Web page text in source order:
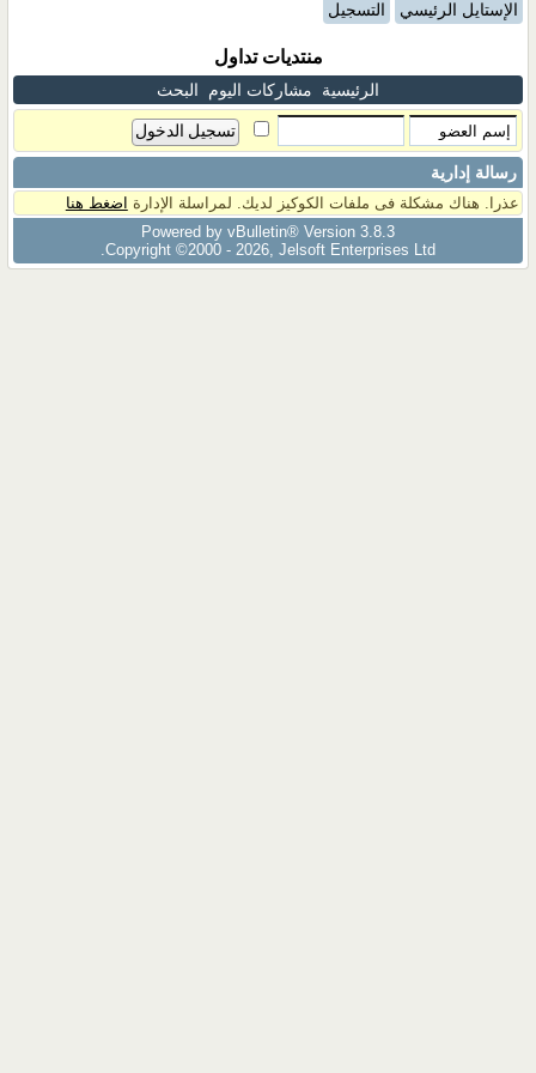
الإستايل الرئيسي التسجيل
منتديات تداول
الرئيسية مشاركات اليوم البحث
رسالة إدارية
عذرا. هناك مشكلة فى ملفات الكوكيز لديك. لمراسلة الإدارة اضغط هنا
Powered by vBulletin® Version 3.8.3
Copyright ©2000 - 2026, Jelsoft Enterprises Ltd.